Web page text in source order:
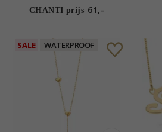
CHANTI prijs 61,-
SALE WATERPROOF